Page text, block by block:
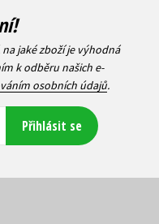
jaké zboží je výhodná
k odběru našich e-
osobních údajů.
Přihlásit se